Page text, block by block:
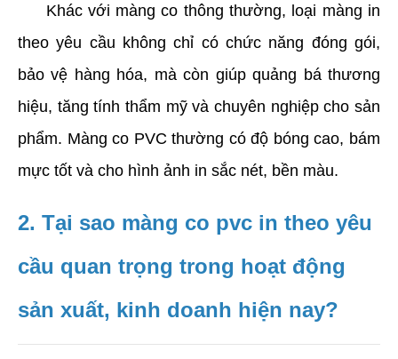
Khác với màng co thông thường, loại màng in
theo yêu cầu không chỉ có chức năng đóng gói,
bảo vệ hàng hóa, mà còn giúp quảng bá thương
hiệu, tăng tính thẩm mỹ và chuyên nghiệp cho sản
phẩm. Màng co PVC thường có độ bóng cao, bám
mực tốt và cho hình ảnh in sắc nét, bền màu.
2. Tại sao màng co pvc in theo yêu
cầu quan trọng trong hoạt động
sản xuất, kinh doanh hiện nay?